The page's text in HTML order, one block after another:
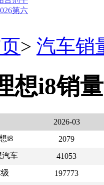
第六
> 汽车销
想i8销量
2026-03
i8
2079
汽车
41053
197773